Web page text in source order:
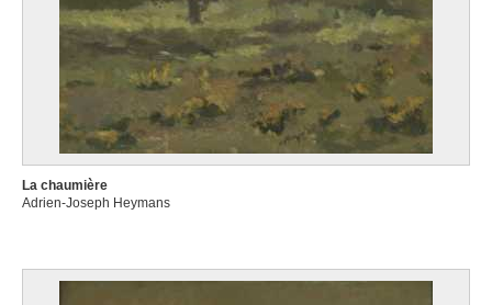
La chaumière
Adrien-Joseph Heymans